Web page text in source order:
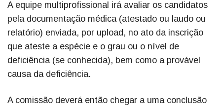
A equipe multiprofissional irá avaliar os candidatos
pela documentação médica (atestado ou laudo ou
relatório) enviada, por upload, no ato da inscrição
que ateste a espécie e o grau ou o nível de
deficiência (se conhecida), bem como a provável
causa da deficiência.
A comissão deverá então chegar a uma conclusão